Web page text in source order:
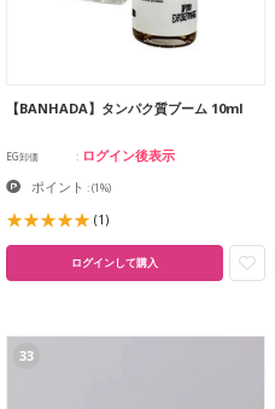
【BANHADA】タンパク質ブーム 10ml
EG卸価 ログイン後表示
ポイント :(1%)
(1)
ログインして購入
33